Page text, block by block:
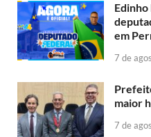
em
7 de
maior
7 de